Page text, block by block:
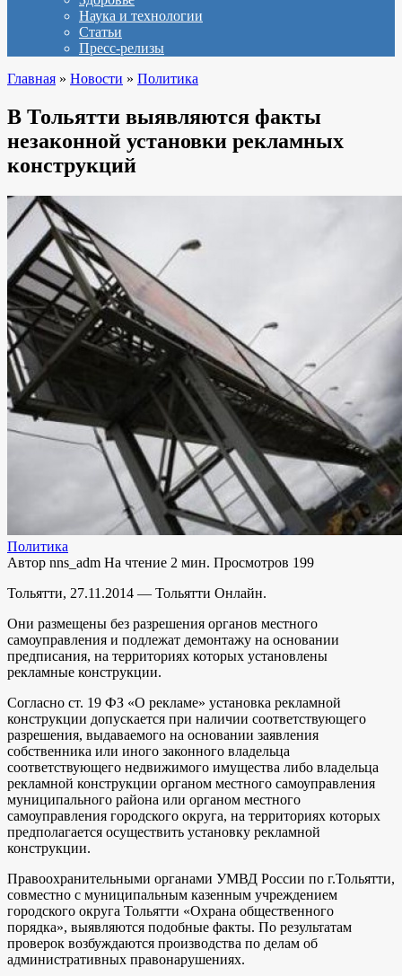
Наука и технологии
Статьи
Пресс-релизы
Главная » Новости » Политика
В Тольятти выявляются факты
незаконной установки рекламных
конструкций
Политика
Автор nns_adm На чтение 2 мин. Просмотров 199
Тольятти, 27.11.2014 — Тольятти Онлайн.
Они размещены без разрешения органов местного
самоуправления и подлежат демонтажу на основании
предписания, на территориях которых установлены
рекламные конструкции.
Согласно ст. 19 ФЗ «О рекламе» установка рекламной
конструкции допускается при наличии соответствующего
разрешения, выдаваемого на основании заявления
собственника или иного законного владельца
соответствующего недвижимого имущества либо владельца
рекламной конструкции органом местного самоуправления
муниципального района или органом местного
самоуправления городского округа, на территориях которых
предполагается осуществить установку рекламной
конструкции.
Правоохранительными органами УМВД России по г.Тольятти,
совместно с муниципальным казенным учреждением
городского округа Тольятти «Охрана общественного
порядка», выявляются подобные факты. По результатам
проверок возбуждаются производства по делам об
административных правонарушениях.